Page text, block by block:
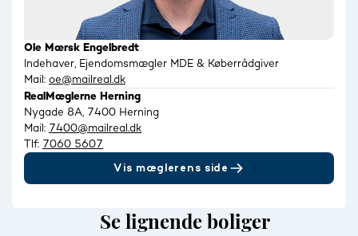
Ole Mærsk Engelbredt
Indehaver, Ejendomsmægler MDE & Køberrådgiver
Mail: oe@mailreal.dk
RealMæglerne Herning
Nygade 8A, 7400 Herning
Mail: 7400@mailreal.dk
Tlf: 7060 5607
Vis mæglerens side
Se lignende boliger